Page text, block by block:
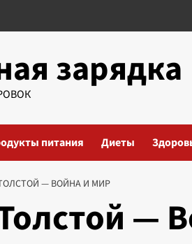
зарядка
питания Диеты
— ВОЙНА И МИР
—